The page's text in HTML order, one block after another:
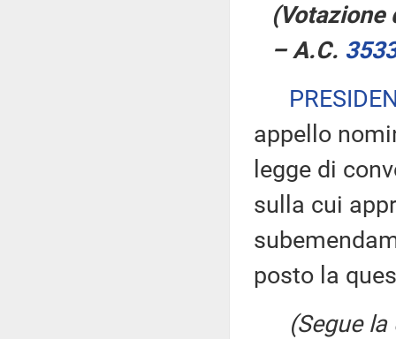
– A.C.
appello
legge di
sulla cui
posto la
(Segue